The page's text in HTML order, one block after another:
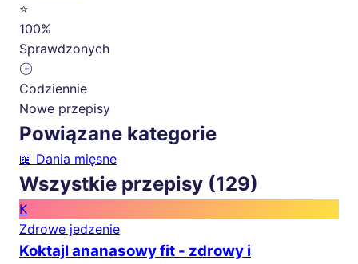
⭐
100%
Sprawdzonych
🕒
Codziennie
Nowe przepisy
Powiązane kategorie
📖 Dania mięsne
Wszystkie przepisy (129)
K
Zdrowe jedzenie
Koktajl ananasowy fit - zdrowy i